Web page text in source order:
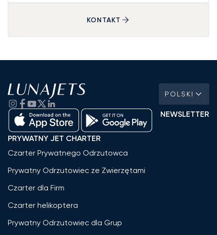
KONTAKT
POLSKI
NEWSLETTER
PRYWATNY JET CHARTER
Czarter Prywatnego Odrzutowca
Prywatny Odrzutowiec ze Zwierzętami
Czarter dla Firm
Czarter helikoptera
Prywatny Odrzutowiec dla Grup